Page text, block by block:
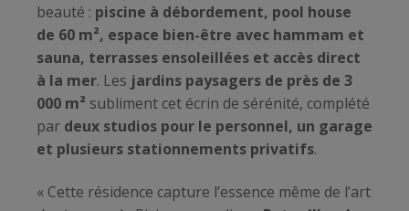
beauté : piscine à débordement, pool house
de 60 m², espace bien-être avec hammam et
sauna, terrasses ensoleillées et accès direct
à la mer. Les jardins paysagers de près de 3
000 m² subliment cet écrin de sérénité, complété
par deux studios pour le personnel, un garage
et plusieurs stationnements privatifs.
« Cette résidence capture l’essence même de l’art